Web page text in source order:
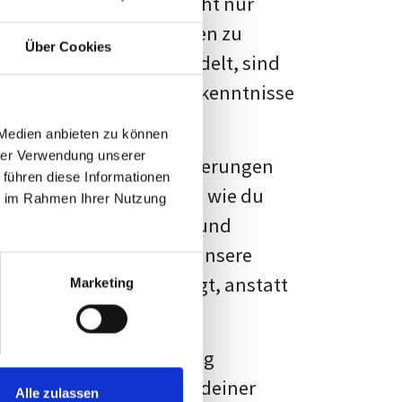
Über Cookies
anbieten zu können
Verwendung unserer
diese Informationen
Rahmen Ihrer Nutzung
Marketing
Alle zulassen
Fakten und Quellen zu
handelt, sind
und Erkenntnisse
vor diesen Herausforderungen
kannst, sondern auch, wie du
Formatierung und
Erwartungen, und unsere
Vorlage zeigt, anstatt
große Herausforderung
wird die Formatierung deiner